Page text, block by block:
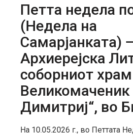
Петта недела
(Недела на
Самарјанката)
Архиерејска
соборниот
Великомаченик
Димитриј“, во
На 10.05.2026 г., во Петтата